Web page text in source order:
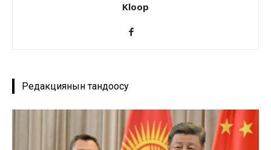
Kloop
Редакциянын тандоосу